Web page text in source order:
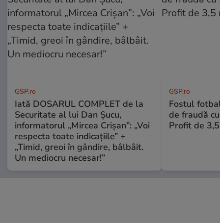
GSP.ro
Iată DOSARUL COMPLET de la
Securitate al lui Dan Șucu,
informatorul „Mircea Crișan”: „Voi
respecta toate indicațiile” +
„Timid, greoi în gândire, bâlbâit.
Un mediocru necesar!”
GSP.ro
Fostul
de fraudă
Profit de